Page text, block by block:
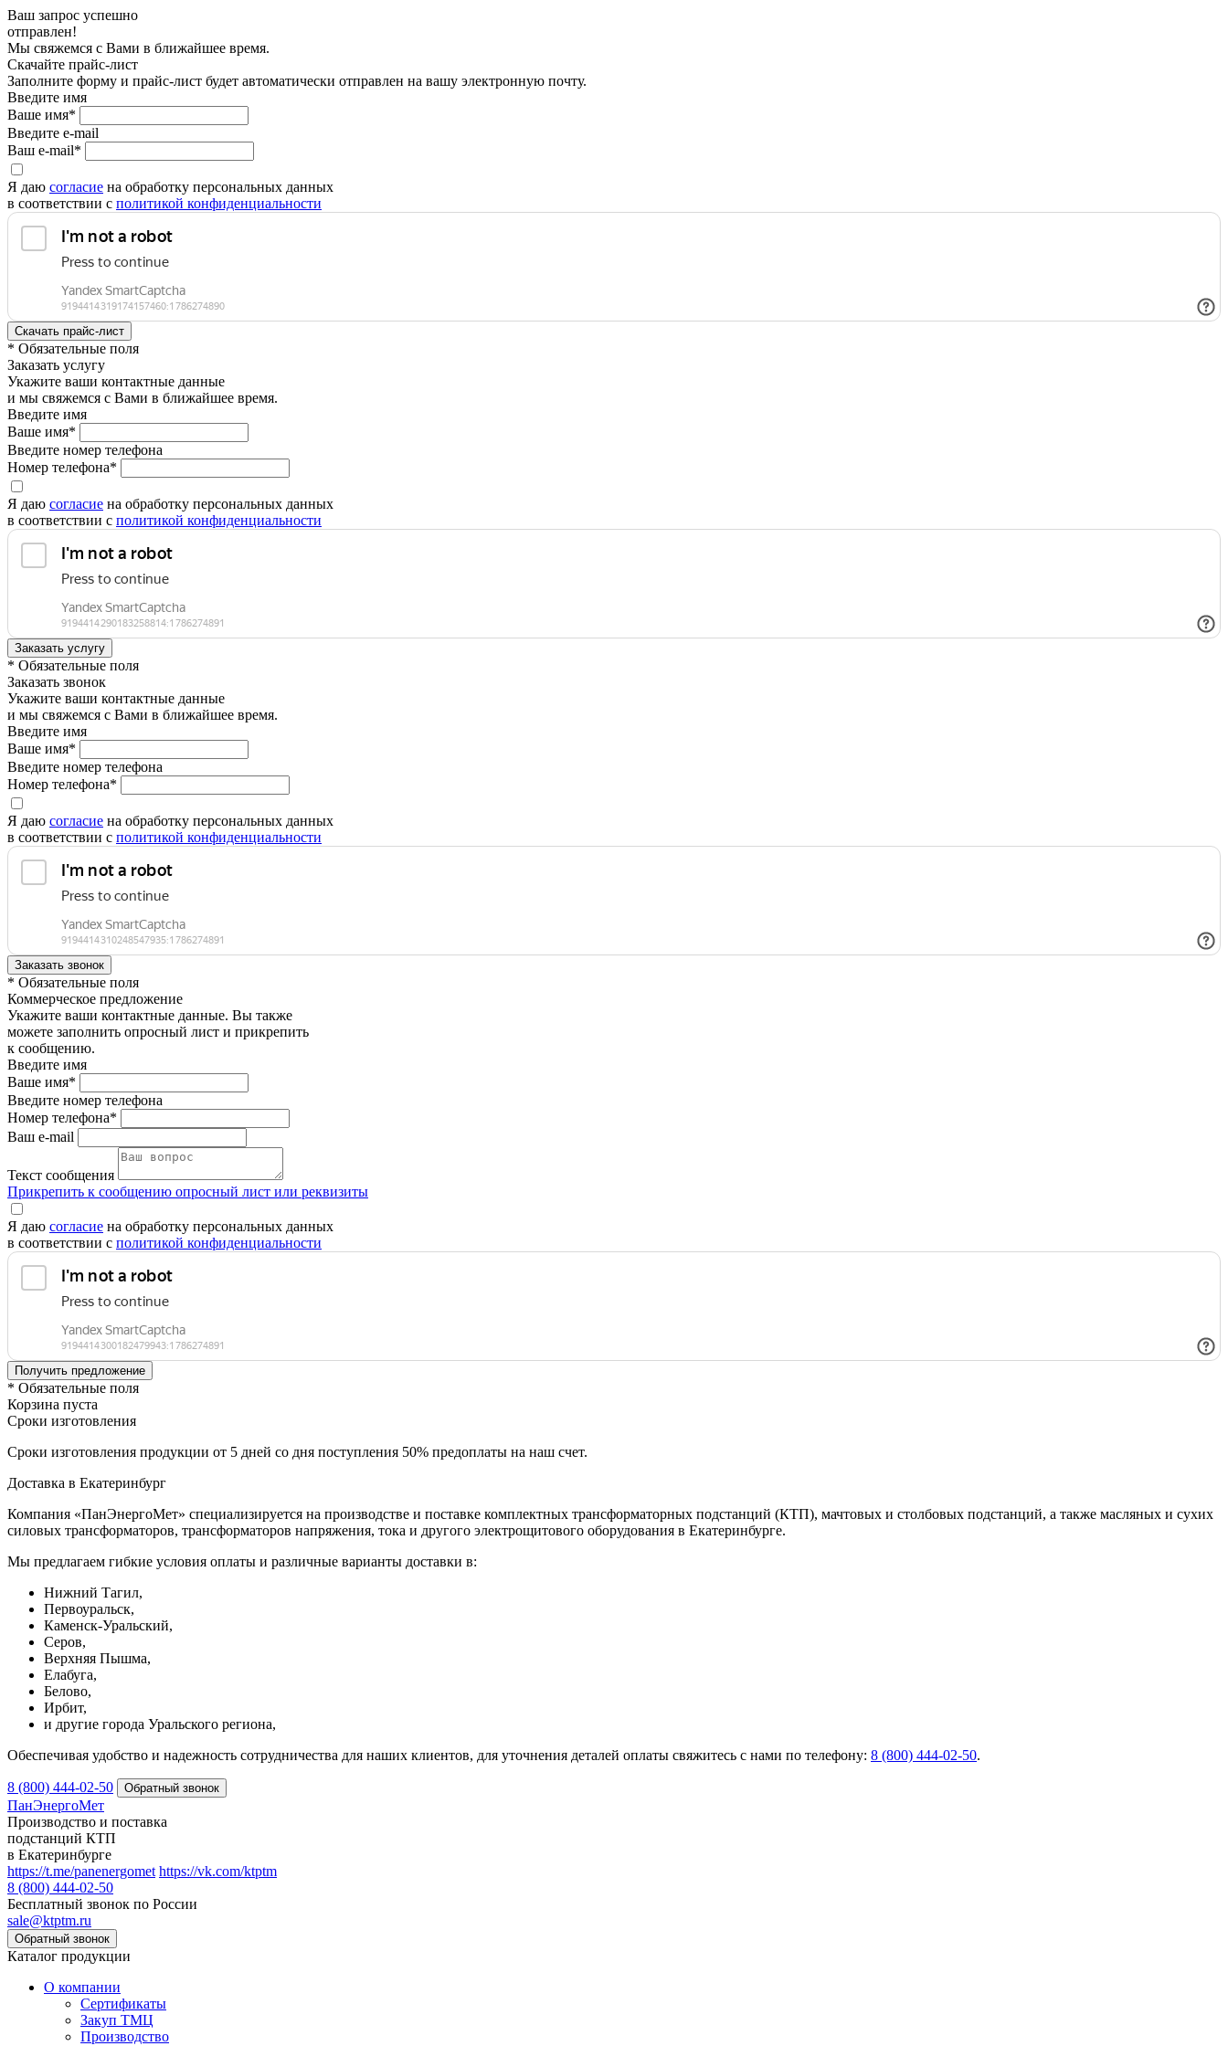
Ваш запрос успешно
отправлен!
Мы свяжемся с Вами в ближайшее время.
Скачайте прайс-лист
Заполните форму и прайс-лист будет автоматически отправлен на вашу электронную почту.
Введите имя
Ваше имя*
Введите e-mail
Ваш e-mail*
Я даю согласие на обработку персональных данных
в соответствии с политикой конфиденциальности
* Обязательные поля
Заказать услугу
Укажите ваши контактные данные
и мы свяжемся с Вами в ближайшее время.
Введите имя
Ваше имя*
Введите номер телефона
Номер телефона*
Я даю согласие на обработку персональных данных
в соответствии с политикой конфиденциальности
* Обязательные поля
Заказать звонок
Укажите ваши контактные данные
и мы свяжемся с Вами в ближайшее время.
Введите имя
Ваше имя*
Введите номер телефона
Номер телефона*
Я даю согласие на обработку персональных данных
в соответствии с политикой конфиденциальности
* Обязательные поля
Коммерческое предложение
Укажите ваши контактные данные. Вы также
можете заполнить опросный лист и прикрепить
к сообщению.
Введите имя
Ваше имя*
Введите номер телефона
Номер телефона*
Ваш e-mail
Текст сообщения
Прикрепить к сообщению опросный лист или реквизиты
Я даю согласие на обработку персональных данных
в соответствии с политикой конфиденциальности
* Обязательные поля
Корзина пуста
Сроки изготовления
Сроки изготовления продукции от 5 дней со дня поступления 50% предоплаты на наш счет.
Доставка в Екатеринбург
Компания «ПанЭнергоМет» специализируется на производстве и поставке комплектных трансформаторных подстанций (КТП), мачтовых и столбовых подстанций, а также масляных и сухих
силовых трансформаторов, трансформаторов напряжения, тока и другого электрощитового оборудования в Екатеринбурге.
Мы предлагаем гибкие условия оплаты и различные варианты доставки в:
Нижний Тагил,
Первоуральск,
Каменск-Уральский,
Серов,
Верхняя Пышма,
Елабуга,
Белово,
Ирбит,
и другие города Уральского региона,
Обеспечивая удобство и надежность сотрудничества для наших клиентов, для уточнения деталей оплаты свяжитесь с нами по телефону: 8 (800) 444-02-50.
8 (800) 444-02-50
ПанЭнергоМет
Производство и поставка
подстанций КТП
в Екатеринбурге
https://t.me/panenergomet https://vk.com/ktptm
8 (800) 444-02-50
Бесплатный звонок по России
sale@ktptm.ru
Каталог продукции
О компании
Сертификаты
Закуп ТМЦ
Производство